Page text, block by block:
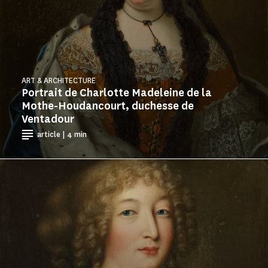
Portrait de Charlotte Madeleine de la
Mothe-Houdancourt, duchesse de
Ventadour
ART & ARCHITECTURE
article | 4 min